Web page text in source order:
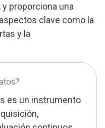
proporciona una
clave como la
y la
es un instrumento